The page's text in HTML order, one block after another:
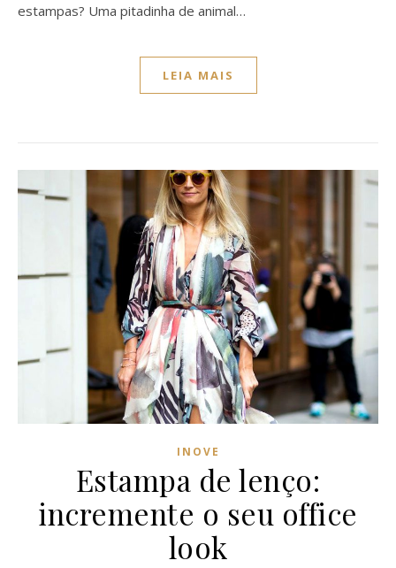
estampas? Uma pitadinha de animal…
LEIA MAIS
INOVE
Estampa de lenço:
incremente o seu office
look